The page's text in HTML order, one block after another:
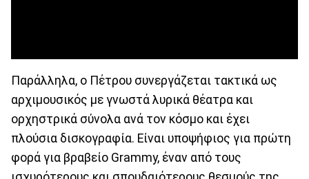
Παράλληλα, ο Πέτρου συνεργάζεται τακτικά ως
αρχιμουσικός με γνωστά λυρικά θέατρα και
ορχηστρικά σύνολα ανά τον κόσμο και έχει
πλούσια δισκογραφία. Είναι υποψήφιος για πρώτη
φορά για βραβείο Grammy, έναν από τους